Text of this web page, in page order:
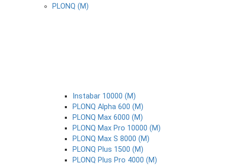
PLONQ (М)
Instabar 10000 (М)
PLONQ Alpha 600 (М)
PLONQ Max 6000 (М)
PLONQ Max Pro 10000 (М)
PLONQ Max S 8000 (М)
PLONQ Plus 1500 (М)
PLONQ Plus Pro 4000 (М)